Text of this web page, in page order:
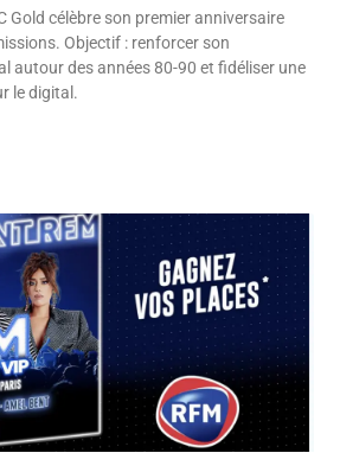
Gold célèbre son premier anniversaire
Objectif : renforcer son
autour des années 80-90 et fidéliser une
le digital.